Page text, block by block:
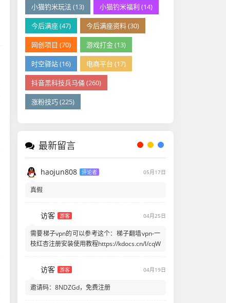
小猫钓米玩法 (13) 小猫钓米福利 (14)
今后满座 (47) 今后满座资料 (30)
网创项目 (70) 游戏打金 (13)
时空驿站 (16) 电商平台 (17)
抖音黑科技兵马俑 (260)
涨粉技巧 (225)
最新留言
haojun808 评论者 05月17日
真假
访客 游客 04月25日
需要梯子vpn的可以参考这个：梯子翻墙vpn-一
枝红杏注册安装使用教程https://kdocs.cn/l/cqW
访客 游客 04月19日
邀请码：8NDZGd，免费注册